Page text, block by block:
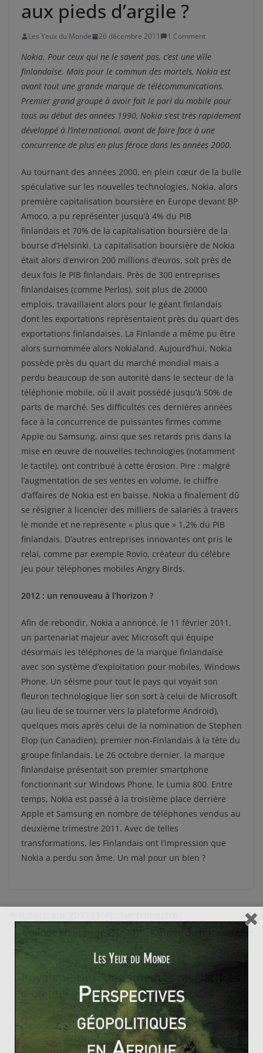
aux pieds d’argile ?
Les Yeux du Monde 26 décembre 2011 1 Comment
Nokia. Pour ceux qui ne le savent pas, c’est une ville
finlandaise. Mais pour le commun des mortels, Nokia est
avant tout une grande marque de télécommunications.
Premier grand groupe à avoir fait le pari du mobile pour
tous au début des années 1990, Nokia s’est très rapidement
développé à l’international, avant de faire face à une
concurrence de plus en plus féroce dans les années 2000.
Au tournant des années 2000, en plein cœur de la bulle
spéculative sur les nouvelles technologies, Nokia, alors
première capitalisation boursière en Europe devant BP
Amoco, a pu représenter jusqu’à 4% du PIB
finlandais et 70% de la capitalisation boursière de la
bourse d’Helsinki. La capitalisation boursière de Nokia
était alors d’environ 200 millions d’euros, soit près de
deux fois le PIB finlandais. Près de 300 entreprises
finlandaises (comme Perlos), soit plus de 20000
emplois, travaillaient alors pour le géant finlandais
dont les exportations représentaient près du quart des
exportations finlandaises. La Finlande a même pu être
alors surnommée alors Nokialand. Aujourd’hui, Nokia
possède près du quart du marché mondial mais a
perdu beaucoup de son autorité dans le secteur de la
téléphonie mobile, où il avait possédé jusqu’à 50% de
parts de marché. Ses difficultés ces dernières années
face à la concurrence de puissantes firmes comme
Apple ou Samsung, ainsi que ses retards pris dans la
mise en œuvre de nouvelles technologies (notamment
le tactile), ont contribué à cette érosion. Pire : malgré
l’augmentation de ses ventes en volume, le chiffre
d’affaires de Nokia est en baisse. Nokia a finalement dû
se résigner à licencier des milliers de salariés à travers
le monde et ne représente « plus que » 1,2% du PIB
finlandais. D’autres entreprises innovantes ont pris le
relai, comme par exemple Rovio, créateur du célèbre
jeu pour téléphones mobiles Angry Birds.
2012 : un renouveau à l’horizon ?
Afin de rebondir, Nokia a annoncé, le 11 février 2011,
un partenariat majeur avec Microsoft qui équipe
désormais les téléphones de la marque finlandaise
avec son système d’exploitation pour mobiles, Windows
Phone. Un séisme pour tout le pays qui voyait son
fleuron technologique lier son sort à celui de Microsoft
(au lieu de se tourner vers la plateforme Android),
quelques mois après celui de la nomination de Stephen
Elop (un Canadien), premier non-Finlandais à la tête du
groupe finlandais. Le 26 octobre dernier, la marque
finlandaise présentait son premier smartphone
fonctionnant sur Windows Phone, le Lumia 800. Entre
temps, Nokia est passé à la troisième place derrière
Apple et Samsung en nombre de téléphones vendus au
deuxième trimestre 2011. Avec de telles
transformations, les Finlandais ont l’impression que
Nokia a perdu son âme. Un mal pour un bien ?
L’année en images (3) : 2011, l’année du nucléaire?
Royaume-Uni : des émeutes révélatrices
d’un mal bien plus profond
9 août 2011